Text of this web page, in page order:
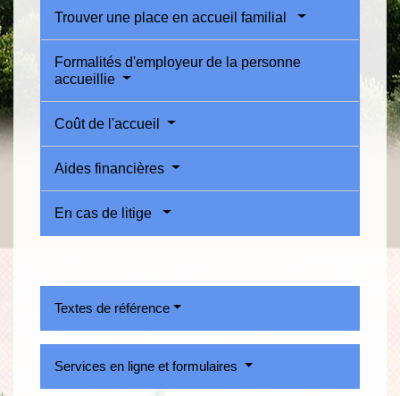
Trouver une place en accueil familial
Formalités d'employeur de la personne
accueillie
Coût de l'accueil
Aides financières
En cas de litige
Textes de référence
Services en ligne et formulaires